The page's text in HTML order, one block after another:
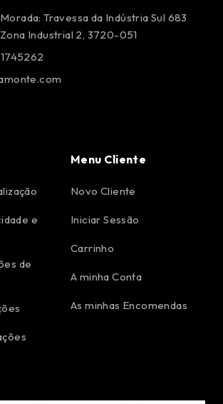
Morada: Travessa da Indústria Sul 683
Zona Industrial 2, 3720-051
e
de
Menu Cliente
Novo Cliente
Iniciar Sessão
Carrinho
A minha Conta
As minhas Encomendas